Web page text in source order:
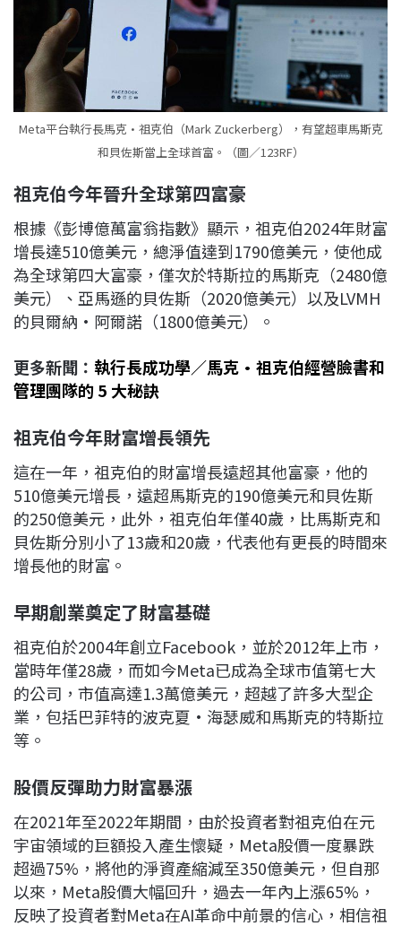
Meta平台執行長馬克·祖克伯（Mark Zuckerberg），有望超車馬斯克
和貝佐斯當上全球首富。（圖／123RF）
祖克伯今年晉升全球第四富豪
根據《彭博億萬富翁指數》顯示，祖克伯2024年財富
增長達510億美元，總淨值達到1790億美元，使他成
為全球第四大富豪，僅次於特斯拉的馬斯克（2480億
美元）、亞馬遜的貝佐斯（2020億美元）以及LVMH
的貝爾納·阿爾諾（1800億美元）。
更多新聞： 執行長成功學／馬克·祖克伯經營臉書和
管理團隊的 5 大秘訣
祖克伯今年財富增長領先
這在一年，祖克伯的財富增長遠超其他富豪，他的
510億美元增長，遠超馬斯克的190億美元和貝佐斯
的250億美元，此外，祖克伯年僅40歲，比馬斯克和
貝佐斯分別小了13歲和20歲，代表他有更長的時間來
增長他的財富。
早期創業奠定了財富基礎
祖克伯於2004年創立Facebook，並於2012年上市，
當時年僅28歲，而如今Meta已成為全球市值第七大
的公司，市值高達1.3萬億美元，超越了許多大型企
業，包括巴菲特的波克夏·海瑟威和馬斯克的特斯拉
等。
股價反彈助力財富暴漲
在2021年至2022年期間，由於投資者對祖克伯在元
宇宙領域的巨額投入產生懷疑，Meta股價一度暴跌
超過75%，將他的淨資產縮減至350億美元，但自那
以來，Meta股價大幅回升，過去一年內上漲65%，
反映了投資者對Meta在AI革命中前景的信心，相信祖